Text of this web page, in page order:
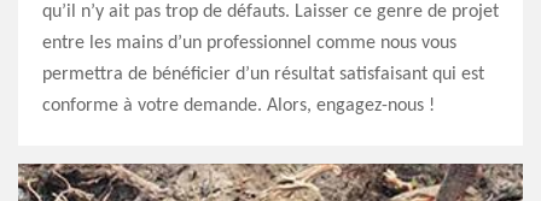
qu’il n’y ait pas trop de défauts. Laisser ce genre de projet
entre les mains d’un professionnel comme nous vous
permettra de bénéficier d’un résultat satisfaisant qui est
conforme à votre demande. Alors, engagez-nous !